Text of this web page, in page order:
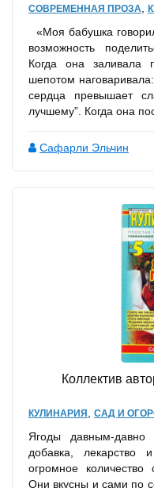
СОВРЕМЕННАЯ ПРОЗА
«Моя бабушка
возможность
Когда она заливала
шепотом
сердца превышает
лучшему”. Когда она
Сафарли Эльчин
Коллектив
КУЛИНАРИЯ САД И
Ягоды давным-давно
добавка,
огромное количество
Они вкусны и сами по